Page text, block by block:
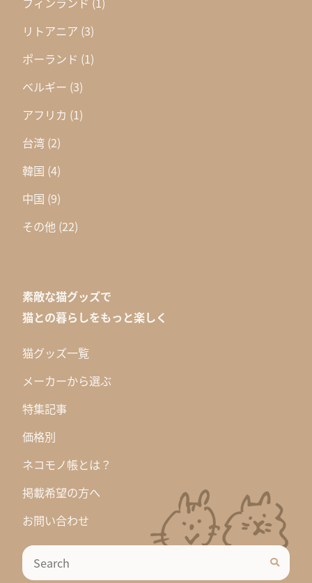
リトアニア (3)
ポーランド (1)
ベルギー (3)
アフリカ (1)
台湾 (2)
韓国 (4)
中国 (9)
その他 (22)
素敵な猫グッズで
猫との暮らしをもっと楽しく
猫グッズ一覧
メーカーから選ぶ
特集記事
価格別
ネコモノ帳とは？
掲載希望の方へ
お問い合わせ